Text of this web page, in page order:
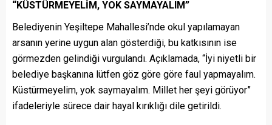
“KÜSTÜRMEYELİM, YOK SAYMAYALIM”
Belediyenin Yeşiltepe Mahallesi’nde okul yapılamayan
arsanın yerine uygun alan gösterdiği, bu katkısının ise
görmezden gelindiği vurgulandı. Açıklamada, “İyi niyetli bir
belediye başkanına lütfen göz göre göre faul yapmayalım.
Küstürmeyelim, yok saymayalım. Millet her şeyi görüyor”
ifadeleriyle sürece dair hayal kırıklığı dile getirildi.